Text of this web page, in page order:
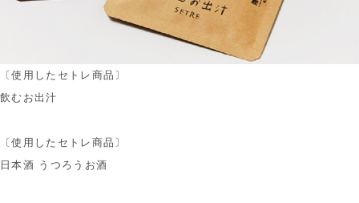
〔使用したセトレ商品〕
飲むお出汁
〔使用したセトレ商品〕
日本酒 うつろうお酒